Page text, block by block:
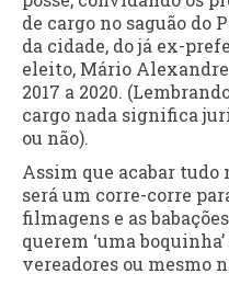
de cargo no saguão do
da cidade, do já ex-
eleito, Mário
2017 a 2020.
cargo nada significa
ou não).
Assim que acabar tudo
será um corre-corre
filmagens e as
querem ‘uma
vereadores ou mesmo